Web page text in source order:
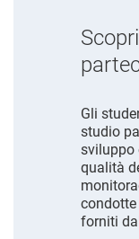
Gli
studio
sviluppo
qualità
forniti